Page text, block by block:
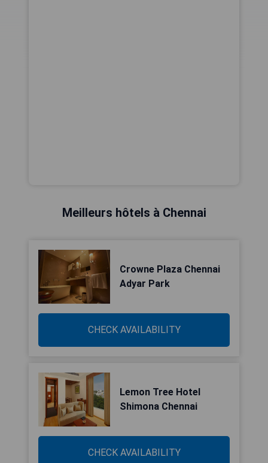
Meilleurs hôtels à Chennai
Crowne Plaza Chennai
Adyar Park
CHECK AVAILABILITY
Lemon Tree Hotel
Shimona Chennai
CHECK AVAILABILITY